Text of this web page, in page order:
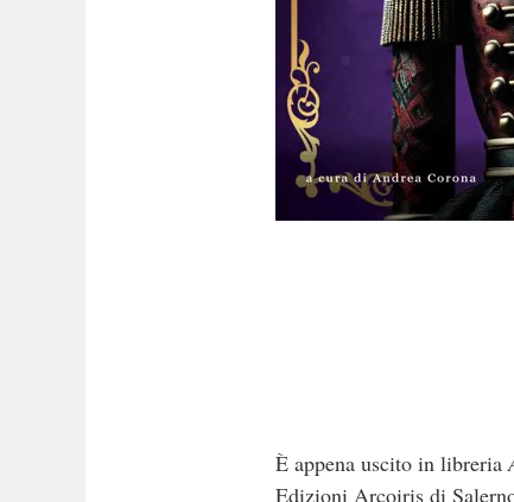
È appena uscito in libreria
Edizioni Arcoiris di